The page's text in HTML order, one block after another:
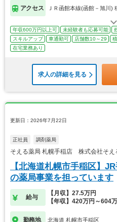
アクセス ＪＲ函館本線(函館－旭川)
年収600万円以上可 未経験者も応募可能
スキルアップ
車通勤可 店舗数10～29
在宅業務あり
求人の詳細を見る
更新日：2026年7月22日
正社員 調剤薬局
そえる薬局 札幌手稲店 株式会社そえ
【北海道札幌市手稲区】
の薬局事業を担っています
給与
【月収】27.5万円
【年収】420万円～604
勤務地 北海道 札幌市手稲区